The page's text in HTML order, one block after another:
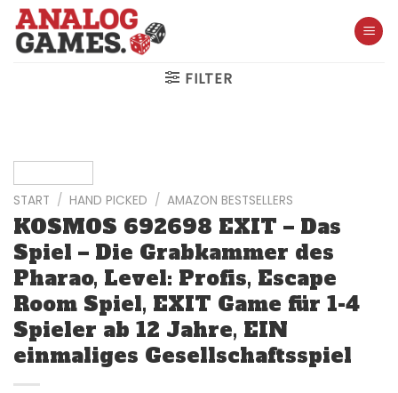
Skip
content
FILTER
START / HAND PICKED / AMAZON BESTSELLERS
KOSMOS 692698 EXIT – Das
Spiel – Die Grabkammer des
Pharao, Level: Profis, Escape
Room Spiel, EXIT Game für 1-4
Spieler ab 12 Jahre, EIN
einmaliges Gesellschaftsspiel